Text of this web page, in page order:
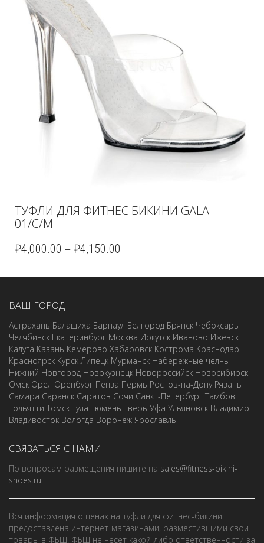
ТУФЛИ ДЛЯ ФИТНЕС БИКИНИ GALA-
01/C/M
₽4,000.00 – ₽4,150.00
ВАШ ГОРОД
Астрахань Балашиха Барнаул Белгород Брянск Чебоксары
Челябинск Екатеринбург Москва Иркутск Иваново Ижевск
Калуга Казань Кемерово Хабаровск Кострома Краснодар
Красноярск Курск Липецк Мурманск Набережные челны
Нижний Новгород Новокузнецк Новороссийск Новосибирск
Омск Орел Оренбург Пенза Пермь Ростов-на-Дону Рязань
Самара Саранск Саратов Сочи Санкт-Петербург Тамбов
Тольятти Томск Тула Тюмень Тверь Уфа Ульяновск Владимир
Владивосток Вологда Воронеж Ярославль
СВЯЗАТЬСЯ С НАМИ
По вопросам размещения пишите на sales@fitness-bikini-
shoes.ru
Вся информация о ценах на туфли для фитнес-бикини
предоставлена интернет-магазинами, разместившими свои
товары в ФБШ. ФБШ не несет какой-либо ответственности за